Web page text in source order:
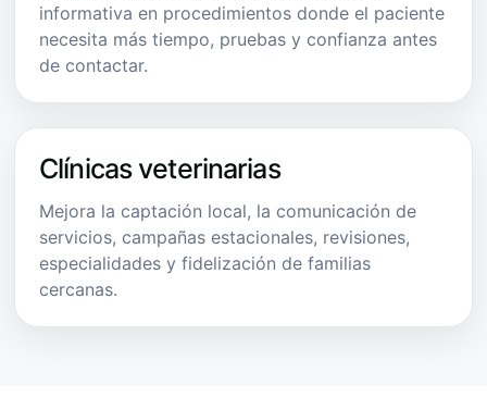
informativa en procedimientos donde el paciente
necesita más tiempo, pruebas y confianza antes
de contactar.
Clínicas veterinarias
Mejora la captación local, la comunicación de
servicios, campañas estacionales, revisiones,
especialidades y fidelización de familias
cercanas.